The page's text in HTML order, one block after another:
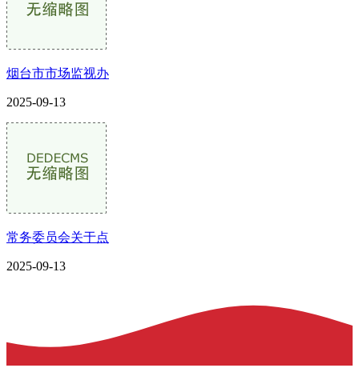
烟台市市场监视办
2025-09-13
常务委员会关于点
2025-09-13